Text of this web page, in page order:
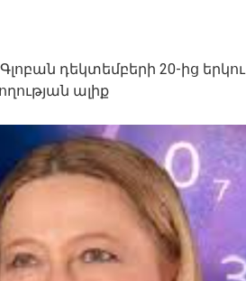
դեկտեմբերի 20-ից երկու
ալիք